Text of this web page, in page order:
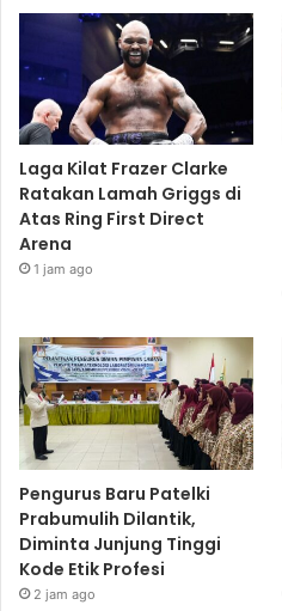
Laga Kilat Frazer Clarke
Ratakan Lamah Griggs di
Atas Ring First Direct
Arena
1 jam ago
Pengurus Baru Patelki
Prabumulih Dilantik,
Diminta Junjung Tinggi
Kode Etik Profesi
2 jam ago